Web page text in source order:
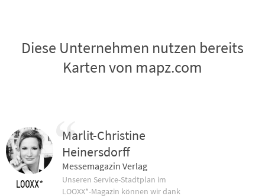
Diese Unternehmen nutzen bereits
Karten von mapz.com
Marlit-Christine
Heinersdorff
Messemagazin Verlag
Unseren Service-Stadtplan im
LOOXX*-Magazin können wir dank